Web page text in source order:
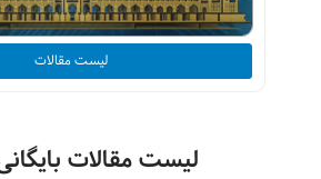
لیست مقالات
لیست مقالات